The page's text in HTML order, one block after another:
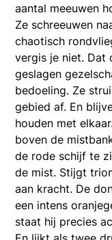
aantal meeuwen
Ze schreeuwen
chaotisch
vergis je niet. Dat
geslagen
bedoeling. Ze
gebied af. En
houden met
boven de
de rode schijf te
de mist. Stijgt
aan kracht. De
een intens
staat hij precies